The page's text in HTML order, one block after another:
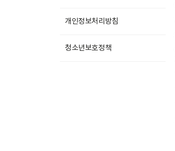
개인정보처리방침
청소년보호정책